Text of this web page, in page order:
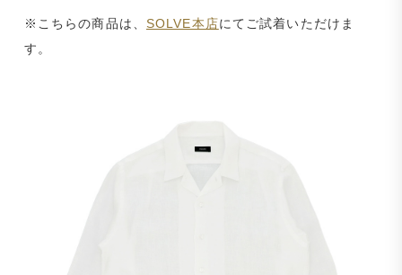
※こちらの商品は、 SOLVE本店にてご試着いただけま
す。